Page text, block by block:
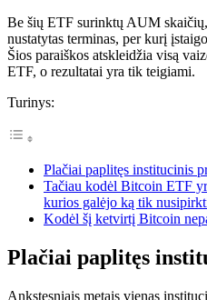
Be šių ETF surinktų AUM
nustatytas terminas, per kurį
Šios paraiškos atskleidžia visą
ETF, o rezultatai yra tik teigiami.
Turinys:
Plačiai paplitęs institucinis
Tačiau kodėl Bitcoin ETF
kurios galėjo ką tik
Kodėl šį ketvirtį Bitcoin
Plačiai paplitęs
Ankstesniais metais vienas